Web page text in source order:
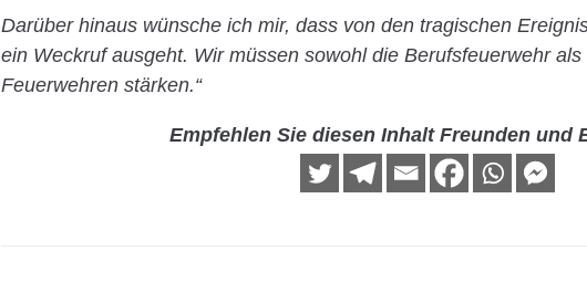
Darüber hinaus wünsche ich mir, dass von den tragischen
ein Weckruf ausgeht. Wir müssen sowohl die Berufsfeuerwehr
Feuerwehren stärken.“
Empfehlen Sie diesen Inhalt Freunden und